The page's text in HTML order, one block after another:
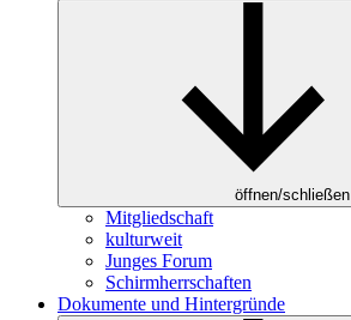
öffnen/schließen
Mitgliedschaft
kulturweit
Junges Forum
Schirmherrschaften
Dokumente und Hintergründe